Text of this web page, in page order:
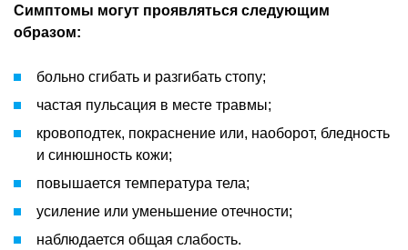
Симптомы могут проявляться следующим
образом:
больно сгибать и разгибать стопу;
частая пульсация в месте травмы;
кровоподтек, покраснение или, наоборот, бледность
и синюшность кожи;
повышается температура тела;
усиление или уменьшение отечности;
наблюдается общая слабость.